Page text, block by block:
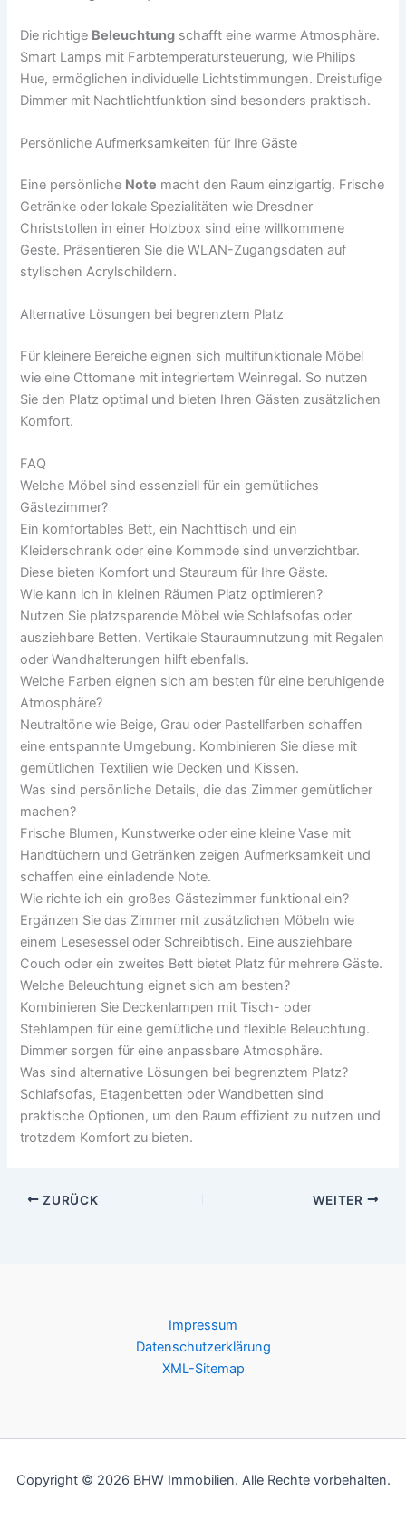
Die richtige Beleuchtung schafft eine warme Atmosphäre.
Smart Lamps mit Farbtemperatursteuerung, wie Philips
Hue, ermöglichen individuelle Lichtstimmungen. Dreistufige
Dimmer mit Nachtlichtfunktion sind besonders praktisch.
Persönliche Aufmerksamkeiten für Ihre Gäste
Eine persönliche Note macht den Raum einzigartig. Frische
Getränke oder lokale Spezialitäten wie Dresdner
Christstollen in einer Holzbox sind eine willkommene
Geste. Präsentieren Sie die WLAN-Zugangsdaten auf
stylischen Acrylschildern.
Alternative Lösungen bei begrenztem Platz
Für kleinere Bereiche eignen sich multifunktionale Möbel
wie eine Ottomane mit integriertem Weinregal. So nutzen
Sie den Platz optimal und bieten Ihren Gästen zusätzlichen
Komfort.
FAQ
Welche Möbel sind essenziell für ein gemütliches
Gästezimmer?
Ein komfortables Bett, ein Nachttisch und ein
Kleiderschrank oder eine Kommode sind unverzichtbar.
Diese bieten Komfort und Stauraum für Ihre Gäste.
Wie kann ich in kleinen Räumen Platz optimieren?
Nutzen Sie platzsparende Möbel wie Schlafsofas oder
ausziehbare Betten. Vertikale Stauraumnutzung mit Regalen
oder Wandhalterungen hilft ebenfalls.
Welche Farben eignen sich am besten für eine beruhigende
Atmosphäre?
Neutraltöne wie Beige, Grau oder Pastellfarben schaffen
eine entspannte Umgebung. Kombinieren Sie diese mit
gemütlichen Textilien wie Decken und Kissen.
Was sind persönliche Details, die das Zimmer gemütlicher
machen?
Frische Blumen, Kunstwerke oder eine kleine Vase mit
Handtüchern und Getränken zeigen Aufmerksamkeit und
schaffen eine einladende Note.
Wie richte ich ein großes Gästezimmer funktional ein?
Ergänzen Sie das Zimmer mit zusätzlichen Möbeln wie
einem Lesesessel oder Schreibtisch. Eine ausziehbare
Couch oder ein zweites Bett bietet Platz für mehrere Gäste.
Welche Beleuchtung eignet sich am besten?
Kombinieren Sie Deckenlampen mit Tisch- oder
Stehlampen für eine gemütliche und flexible Beleuchtung.
Dimmer sorgen für eine anpassbare Atmosphäre.
Was sind alternative Lösungen bei begrenztem Platz?
Schlafsofas, Etagenbetten oder Wandbetten sind
praktische Optionen, um den Raum effizient zu nutzen und
trotzdem Komfort zu bieten.
ZURÜCK WEITER
Impressum
Datenschutzerklärung
XML-Sitemap
Copyright © 2026 BHW Immobilien. Alle Rechte vorbehalten.